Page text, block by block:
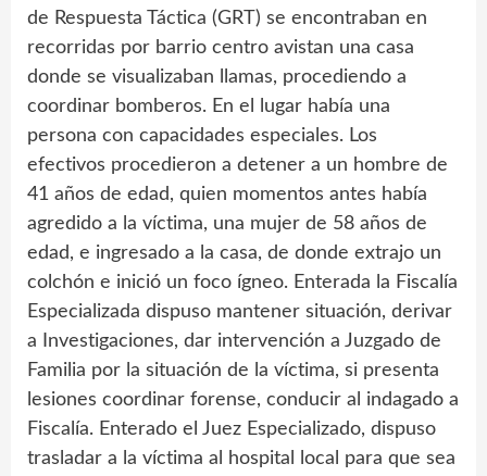
de Respuesta Táctica (GRT) se encontraban en
recorridas por barrio centro avistan una casa
donde se visualizaban llamas, procediendo a
coordinar bomberos. En el lugar había una
persona con capacidades especiales. Los
efectivos procedieron a detener a un hombre de
41 años de edad, quien momentos antes había
agredido a la víctima, una mujer de 58 años de
edad, e ingresado a la casa, de donde extrajo un
colchón e inició un foco ígneo. Enterada la Fiscalía
Especializada dispuso mantener situación, derivar
a Investigaciones, dar intervención a Juzgado de
Familia por la situación de la víctima, si presenta
lesiones coordinar forense, conducir al indagado a
Fiscalía. Enterado el Juez Especializado, dispuso
trasladar a la víctima al hospital local para que sea